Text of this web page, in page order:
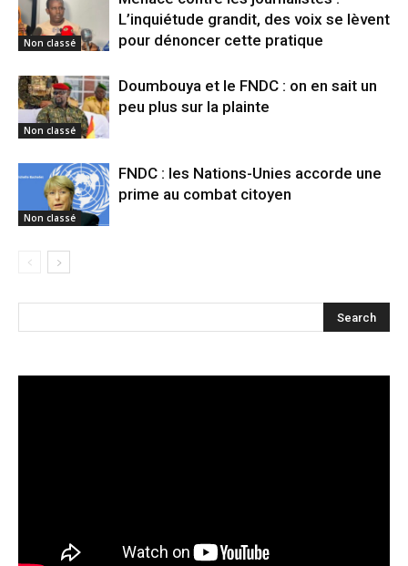
Non classé
L’inquiétude grandit, des voix se lèvent
pour dénoncer cette pratique
Non classé
Doumbouya et le FNDC : on en sait un
peu plus sur la plainte
Non classé
FNDC : les Nations-Unies accorde une
prime au combat citoyen